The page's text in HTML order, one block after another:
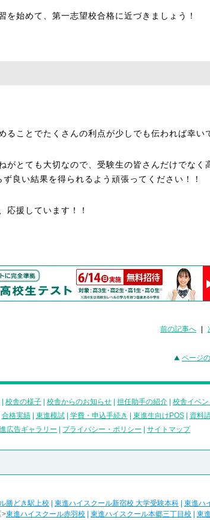
を始めて、第一志望校合格に近づきましょう！
ることでたくさんの利点が少しでも伝われば幸い
がとても大切なので、受験生の皆さんだけでなく
良い結果を得られるよう頑張ってください！！
応援しています！！
前の記事へ
ページ
校舎の様子 校舎からのお知らせ 担任助手の紹介 校舎イベ
合格実績| 東進模試| 学費・申込手続き 東進生向けPOS| 資料
広告ギャラリー プライバシー・ポリシー サイトマップ
勝どき駅上校 東進ハイスクール新宿校 大学受験本科 東進ハ
>東進ハイスクール赤羽校 東進ハイスクール本郷三丁目校
東